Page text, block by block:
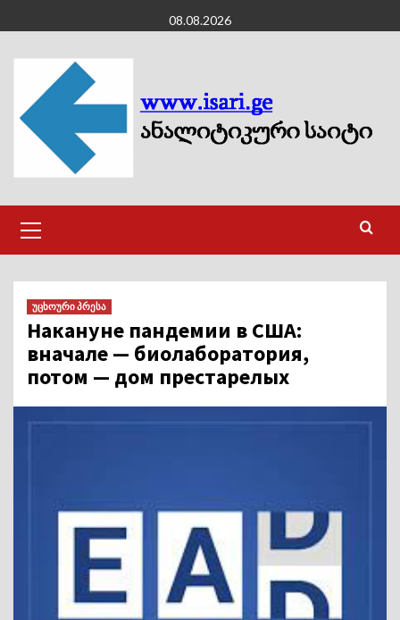
to
content
08.08.2026
Menu
უცხოური პრესა
Накануне пандемии в США:
вначале — биолаборатория,
потом — дом престарелых